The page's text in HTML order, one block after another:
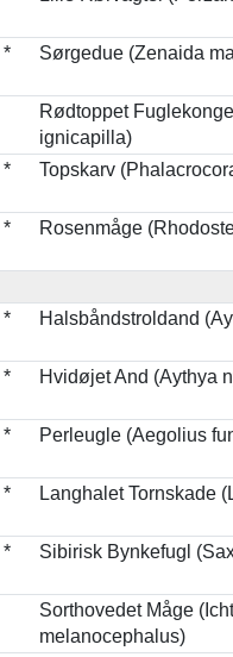
* Sørgedue (Zenaida
Rødtoppet
ignicapilla)
* Topskarv
* Rosenmåge
* Halsbåndstroldand
* Hvidøjet And (Aythya
* Perleugle (Aegolius
* Langhalet Tornskade
* Sibirisk Bynkefugl
Sorthovedet Måge
melanocephalus)